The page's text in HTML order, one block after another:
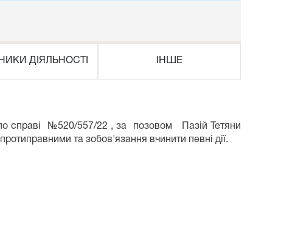
ДІЯЛЬНОСТІ ІНШЕ
по справі №520/557/22 , за позовом Пазій Тетяни
та зобов'язання вчинити певні дії.